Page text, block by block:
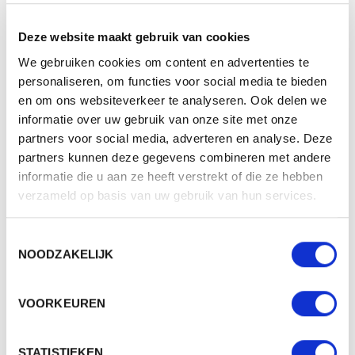
Deze website maakt gebruik van cookies
We gebruiken cookies om content en advertenties te
personaliseren, om functies voor social media te bieden
en om ons websiteverkeer te analyseren. Ook delen we
informatie over uw gebruik van onze site met onze
partners voor social media, adverteren en analyse. Deze
partners kunnen deze gegevens combineren met andere
informatie die u aan ze heeft verstrekt of die ze hebben
verzameld op basis van uw gebruik van hun services.
NOODZAKELIJK
VOORKEUREN
verkrijgbaar voor dames en heren.
Review door Nando
SPECIFICATIES
Merk
Daiber
Categorie
Jassen & vesten
PRODUCT SHEETS
JN1168 - MENS PADDED JACKET Download